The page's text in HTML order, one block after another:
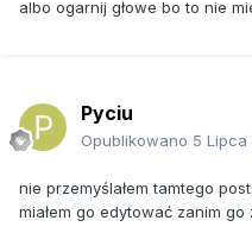
albo ogarnij głowe bo to nie
Pyciu
Opublikowano 5 Lipca
nie przemyślałem tamtego
miałem go edytować zanim go